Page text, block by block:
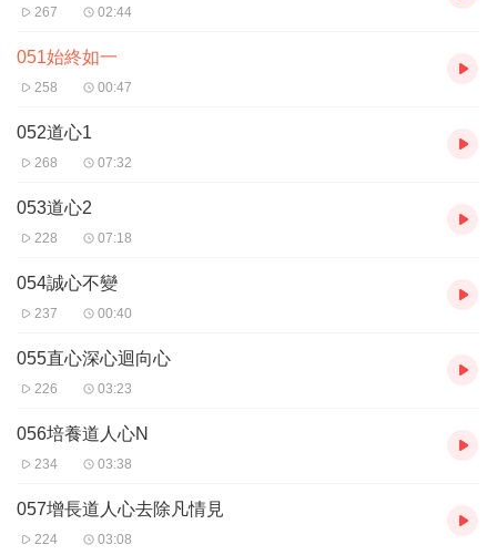
267 02:44
051始終如一
258 00:47
052道心1
268 07:32
053道心2
228 07:18
054誠心不變
237 00:40
055直心深心迴向心
226 03:23
056培養道人心N
234 03:38
057增長道人心去除凡情見
224 03:08